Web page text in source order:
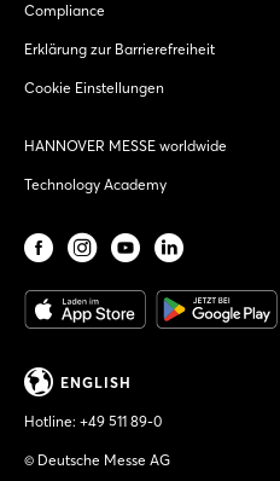
Compliance
Erklärung zur Barrierefreiheit
Cookie Einstellungen
HANNOVER MESSE worldwide
Technology Academy
ENGLISH
Hotline: +49 511 89-0
© Deutsche Messe AG